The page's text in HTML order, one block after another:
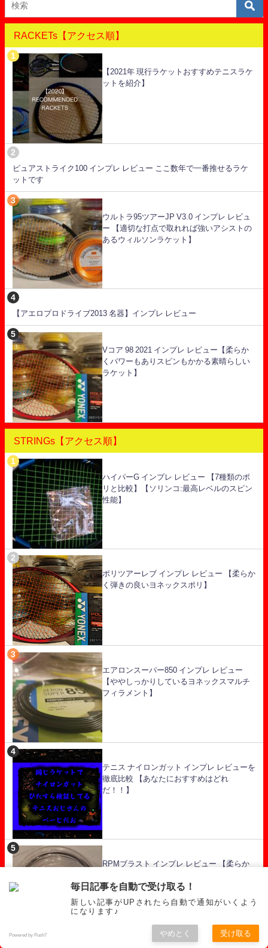
RACKETs【アクセス順】
【2021年 現行ラケットおすすめテニスラケ
ットを紹介】
ピュアストライク100 インプレ レビュー ここ数年で一番推せるラケ
ットです
ウルトラ95ツアーJP V3.0 インプレ レビュ
ー 【適切な打点で取れれば強いアシストの
あるウィルソンラケット】
【アエロプロドライブ2013 名器】インプレ レビュー
Vコア 98 2021 インプレ レビュー【柔らか
くパワーもありスピンもかかる素晴らしい
ラケット】
STRINGs【アクセス順】
ハイパーG インプレ レビュー 【7種類のポ
リと比較】【ソリンコ:最高レベルのスピン
性能】
ポリツアーレブ インプレ レビュー 【柔らか
く弾きの良いヨネックスポリ】
エアロンスーパー850 インプレ レビュー
【ややしっかりしているヨネックスマルチ
フィラメント】
テニス ナイロンガット インプレ レビューを
徹底比較 【あなたにおすすめはどれ
だ！！】
RPMブラスト インプレ レビュー 【柔らか
ト】
毎日記事を自動で受け取る！
新しい記事がUPされたら自動で通知がいくよう
になります♪
Powered by Push7 やめとく 受け取る